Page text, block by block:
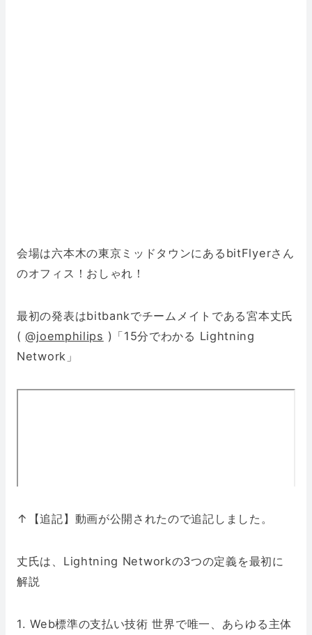
会場は六本木の東京ミッドタウンにあるbitFlyerさん
のオフィス！おしゃれ！
最初の発表はbitbankでチームメイトである宮本丈氏
(@joemphilips )「15分でわかる Lightning
Network」
↑【追記】動画が公開されたので追記しました。
丈氏は、Lightning Networkの3つの定義を最初に
解説
1. Web標準の支払い技術 世界で唯一、あらゆる主体